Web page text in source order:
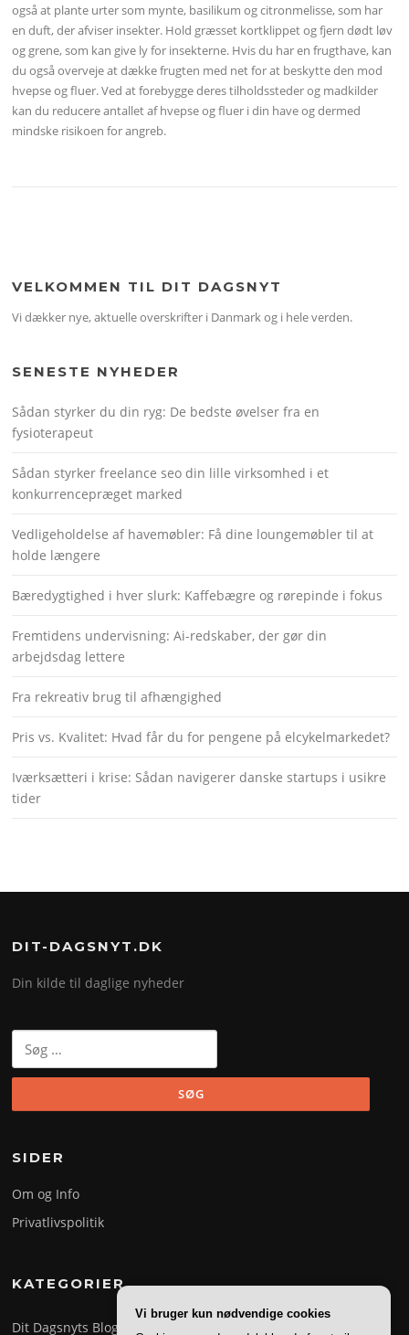
også at plante urter som mynte, basilikum og citronmelisse, som har
en duft, der afviser insekter. Hold græsset kortklippet og fjern dødt løv
og grene, som kan give ly for insekterne. Hvis du har en frugthave, kan
du også overveje at dække frugten med net for at beskytte den mod
hvepse og fluer. Ved at forebygge deres tilholdssteder og madkilder
kan du reducere antallet af hvepse og fluer i din have og dermed
mindske risikoen for angreb.
VELKOMMEN TIL DIT DAGSNYT
Vi dækker nye, aktuelle overskrifter i Danmark og i hele verden.
SENESTE NYHEDER
Sådan styrker du din ryg: De bedste øvelser fra en
fysioterapeut
Sådan styrker freelance seo din lille virksomhed i et
konkurrencepræget marked
Vedligeholdelse af havemøbler: Få dine loungemøbler til at
holde længere
Bæredygtighed i hver slurk: Kaffebægre og rørepinde i fokus
Fremtidens undervisning: Ai-redskaber, der gør din
arbejdsdag lettere
Fra rekreativ brug til afhængighed
Pris vs. Kvalitet: Hvad får du for pengene på elcykelmarkedet?
Iværksætteri i krise: Sådan navigerer danske startups i usikre
tider
DIT-DAGSNYT.DK
Din kilde til daglige nyheder
efter:
SIDER
Om og Info
Privatlivspolitik
KATEGORIER
Dit Dagsnyts Blog
Vi bruger kun nødvendige cookies